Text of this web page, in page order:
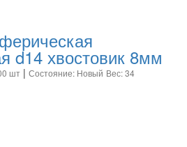
d14 хвостовик 8мм
шт | Состояние: Новый Вес: 34